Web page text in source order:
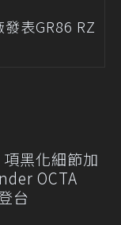
表GR86 RZ
黑化細節加
OCTA
台